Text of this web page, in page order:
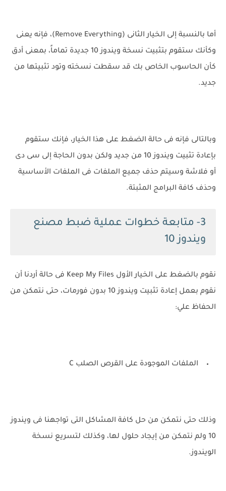
أما بالنسبة إلى الخيار الثانى (Remove Everything)، فإنه يعنى
وكأنك ستقوم بتثبيت نسخة ويندوز 10 جديدة تماماً، بمعنى أدق
كأن الحاسوب الخاص بك قد سقطت نسخته وتود تثبيتها من
جديد.
وبالتالى فإنه فى حالة الضغط على هذا الخيار، فإنك ستقوم
بإعادة تثبيت ويندوز 10 من جديد ولكن بدون الحاجة إلى سى دى
أو فلاشة وسيتم حذف جميع الملفات فى الملفات الأساسية
وحذف كافة البرامج المثبتة.
3- متابعة خطوات عملية ضبط مصنع
ويندوز 10
نقوم بالضغط على الخيار الأول Keep My Files فى حالة أردنا أن
نقوم بعمل إعادة تثبيت ويندوز 10 بدون فورمات، حتى نتمكن من
الحفاظ علي:
الملفات الموجودة على القرص الصلب C
وذلك حتى نتمكن من حل كافة المشاكل التى تواجهنا فى ويندوز
10 ولم نتمكن من إيجاد حلول لها، وكذلك لتسريع نسخة
الويندوز.